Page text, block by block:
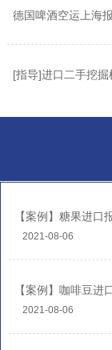
德国啤酒空运上海
[指导]进口二手挖
【案例】糖果进口
2021-08-06
【案例】咖啡豆
2021-08-06